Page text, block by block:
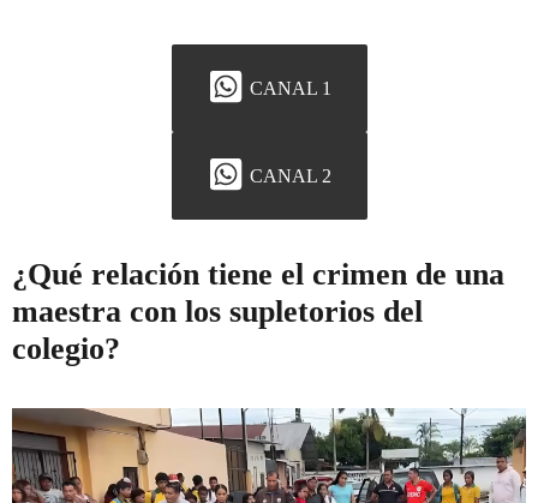
CANAL 1
CANAL 2
¿Qué relación tiene el crimen de una
maestra con los supletorios del
colegio?